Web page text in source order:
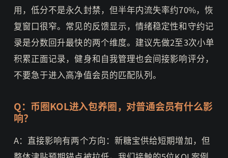
用，低分不是永久封禁，但半年内流失率约70%，恢
复窗口很窄。常见的反馈显示，情绪稳定性和守约记
录是分数回升最快的两个维度。建议先做2至3次小单
积累正面记录，健身和自我管理也会间接影响评分，
不要急于进入高净值会员的匹配队列。
Q：币圈KOL进入包养圈，对普通会员有什么影
响？
A：直接影响有两个方向：新糖宝供给短期增加，但